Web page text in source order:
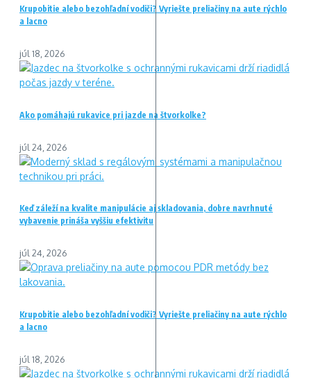
Krupobitie alebo bezohľadní vodiči? Vyriešte preliačiny na aute rýchlo
a lacno
júl 18, 2026
Ako pomáhajú rukavice pri jazde na štvorkolke?
júl 24, 2026
Keď záleží na kvalite manipulácie aj skladovania, dobre navrhnuté
vybavenie prináša vyššiu efektivitu
júl 24, 2026
Krupobitie alebo bezohľadní vodiči? Vyriešte preliačiny na aute rýchlo
a lacno
júl 18, 2026